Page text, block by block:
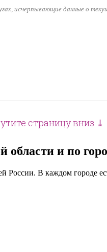
исчерпывающие данные о
страницу вниз ⤓
и по
России. В каждом